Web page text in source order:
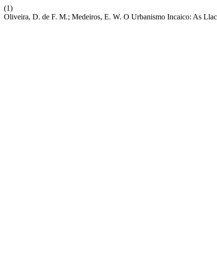
(1)
Oliveira, D. de F. M.; Medeiros, E. W. O Urbanismo Incaico: As